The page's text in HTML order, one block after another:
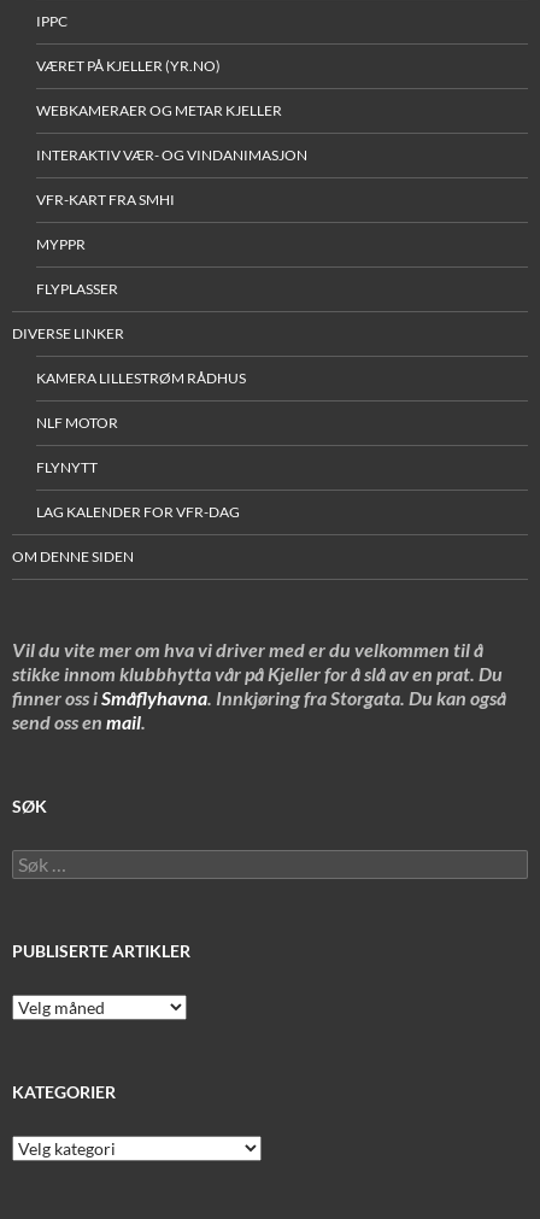
IPPC
VÆRET PÅ KJELLER (YR.NO)
WEBKAMERAER OG METAR KJELLER
INTERAKTIV VÆR- OG VINDANIMASJON
VFR-KART FRA SMHI
MYPPR
FLYPLASSER
DIVERSE LINKER
KAMERA LILLESTRØM RÅDHUS
NLF MOTOR
FLYNYTT
LAG KALENDER FOR VFR-DAG
OM DENNE SIDEN
Vil du vite mer om hva vi driver med er du velkommen til å
stikke innom klubbhytta vår på Kjeller for å slå av en prat. Du
finner oss iSmåflyhavna. Innkjøring fra Storgata. Du kan også
send oss en mail.
SØK
Søk
etter:
PUBLISERTE ARTIKLER
Publiserte
artikler
KATEGORIER
Kategorier